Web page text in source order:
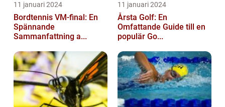
11 januari 2024
Bordtennis VM-final: En
Spännande
Sammanfattning a...
11 januari 2024
Årsta Golf: En
Omfattande Guide till en
populär Go...